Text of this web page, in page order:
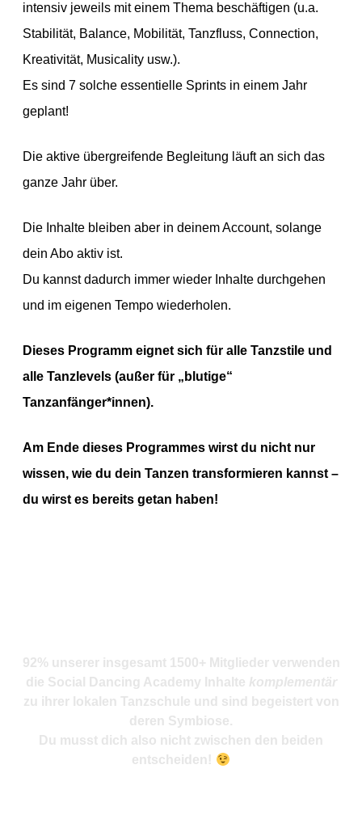
intensiv jeweils mit einem Thema beschäftigen (u.a.
Stabilität, Balance, Mobilität, Tanzfluss, Connection,
Kreativität, Musicality usw.).
Es sind 7 solche essentielle Sprints in einem Jahr
geplant!
Die aktive übergreifende Begleitung läuft an sich das
ganze Jahr über.
Die Inhalte bleiben aber in deinem Account, solange
dein Abo aktiv ist.
Du kannst dadurch immer wieder Inhalte durchgehen
und im eigenen Tempo wiederholen.
Dieses Programm eignet sich für alle Tanzstile und
alle Tanzlevels (außer für „blutige“
Tanzanfänger*innen).
Am Ende dieses Programmes wirst du nicht nur
wissen, wie du dein Tanzen transformieren kannst –
du wirst es bereits getan haben!
92% unserer insgesamt 1500+ Mitglieder verwenden
die Social Dancing Academy Inhalte komplementär
zu ihrer lokalen Tanzschule und sind begeistert von
deren Symbiose.
Du musst dich also nicht zwischen den beiden
entscheiden!